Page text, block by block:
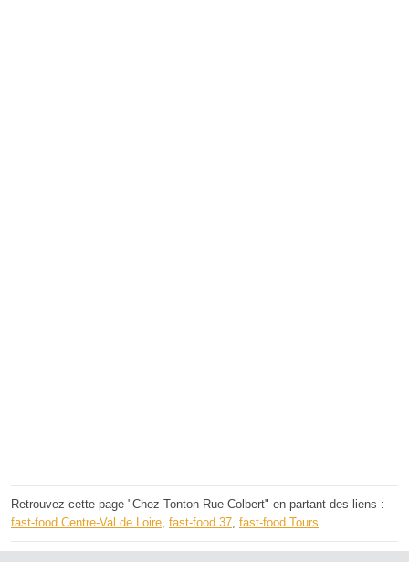
Retrouvez cette page "Chez Tonton Rue Colbert" en partant des liens :
fast-food Centre-Val de Loire fast-food 37 fast-food Tours